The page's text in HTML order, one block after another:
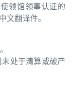
领馆领事认证的
文翻译件。
处于清算或破产